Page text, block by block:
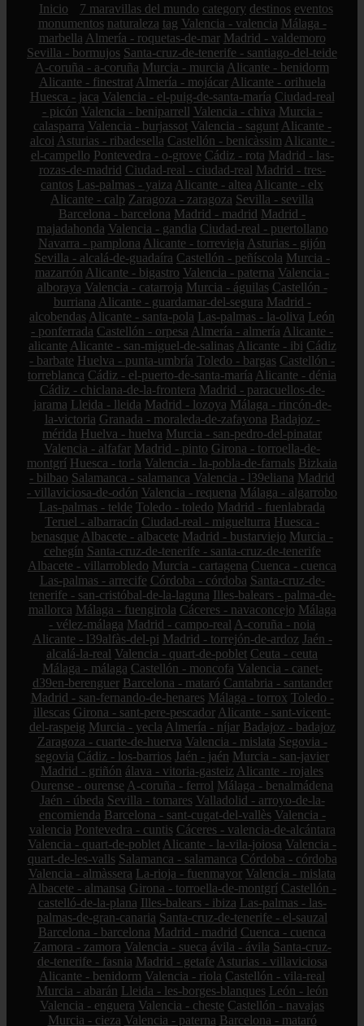
Inicio 7 maravillas del mundo category destinos eventos
monumentos naturaleza tag Valencia - valencia Málaga -
marbella Almería - roquetas-de-mar Madrid - valdemoro
Sevilla - bormujos Santa-cruz-de-tenerife - santiago-del-teide
A-coruña - a-coruña Murcia - murcia Alicante - benidorm
Alicante - finestrat Almería - mojácar Alicante - orihuela
Huesca - jaca Valencia - el-puig-de-santa-maría Ciudad-real
- picón Valencia - beniparrell Valencia - chiva Murcia -
calasparra Valencia - burjassot Valencia - sagunt Alicante -
alcoi Asturias - ribadesella Castellón - benicàssim Alicante -
el-campello Pontevedra - o-grove Cádiz - rota Madrid - las-
rozas-de-madrid Ciudad-real - ciudad-real Madrid - tres-
cantos Las-palmas - yaiza Alicante - altea Alicante - elx
Alicante - calp Zaragoza - zaragoza Sevilla - sevilla
Barcelona - barcelona Madrid - madrid Madrid -
majadahonda Valencia - gandia Ciudad-real - puertollano
Navarra - pamplona Alicante - torrevieja Asturias - gijón
Sevilla - alcalá-de-guadaíra Castellón - peñíscola Murcia -
mazarrón Alicante - bigastro Valencia - paterna Valencia -
alboraya Valencia - catarroja Murcia - águilas Castellón -
burriana Alicante - guardamar-del-segura Madrid -
alcobendas Alicante - santa-pola Las-palmas - la-oliva León
- ponferrada Castellón - orpesa Almería - almería Alicante -
alicante Alicante - san-miguel-de-salinas Alicante - ibi Cádiz
- barbate Huelva - punta-umbría Toledo - bargas Castellón -
torreblanca Cádiz - el-puerto-de-santa-maría Alicante - dénia
Cádiz - chiclana-de-la-frontera Madrid - paracuellos-de-
jarama Lleida - lleida Madrid - lozoya Málaga - rincón-de-
la-victoria Granada - moraleda-de-zafayona Badajoz -
mérida Huelva - huelva Murcia - san-pedro-del-pinatar
Valencia - alfafar Madrid - pinto Girona - torroella-de-
montgrí Huesca - torla Valencia - la-pobla-de-farnals Bizkaia
- bilbao Salamanca - salamanca Valencia - l39eliana Madrid
- villaviciosa-de-odón Valencia - requena Málaga - algarrobo
Las-palmas - telde Toledo - toledo Madrid - fuenlabrada
Teruel - albarracín Ciudad-real - miguelturra Huesca -
benasque Albacete - albacete Madrid - bustarviejo Murcia -
cehegín Santa-cruz-de-tenerife - santa-cruz-de-tenerife
Albacete - villarrobledo Murcia - cartagena Cuenca - cuenca
Las-palmas - arrecife Córdoba - córdoba Santa-cruz-de-
tenerife - san-cristóbal-de-la-laguna Illes-balears - palma-de-
mallorca Málaga - fuengirola Cáceres - navaconcejo Málaga
- vélez-málaga Madrid - campo-real A-coruña - noia
Alicante - l39alfàs-del-pi Madrid - torrejón-de-ardoz Jaén -
alcalá-la-real Valencia - quart-de-poblet Ceuta - ceuta
Málaga - málaga Castellón - moncofa Valencia - canet-
d39en-berenguer Barcelona - mataró Cantabria - santander
Madrid - san-fernando-de-henares Málaga - torrox Toledo -
illescas Girona - sant-pere-pescador Alicante - sant-vicent-
del-raspeig Murcia - yecla Almería - níjar Badajoz - badajoz
Zaragoza - cuarte-de-huerva Valencia - mislata Segovia -
segovia Cádiz - los-barrios Jaén - jaén Murcia - san-javier
Madrid - griñón álava - vitoria-gasteiz Alicante - rojales
Ourense - ourense A-coruña - ferrol Málaga - benalmádena
Jaén - úbeda Sevilla - tomares Valladolid - arroyo-de-la-
encomienda Barcelona - sant-cugat-del-vallès Valencia -
valencia Pontevedra - cuntis Cáceres - valencia-de-alcántara
Valencia - quart-de-poblet Alicante - la-vila-joiosa Valencia -
quart-de-les-valls Salamanca - salamanca Córdoba - córdoba
Valencia - almàssera La-rioja - fuenmayor Valencia - mislata
Albacete - almansa Girona - torroella-de-montgrí Castellón -
castelló-de-la-plana Illes-balears - ibiza Las-palmas - las-
palmas-de-gran-canaria Santa-cruz-de-tenerife - el-sauzal
Barcelona - barcelona Madrid - madrid Cuenca - cuenca
Zamora - zamora Valencia - sueca ávila - ávila Santa-cruz-
de-tenerife - fasnia Madrid - getafe Asturias - villaviciosa
Alicante - benidorm Valencia - riola Castellón - vila-real
Murcia - abarán Lleida - les-borges-blanques León - león
Valencia - enguera Valencia - cheste Castellón - navajas
Murcia - cieza Valencia - paterna Barcelona - mataró